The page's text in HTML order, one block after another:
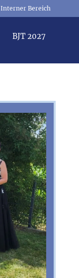
Interner Bereich
BJT 2027